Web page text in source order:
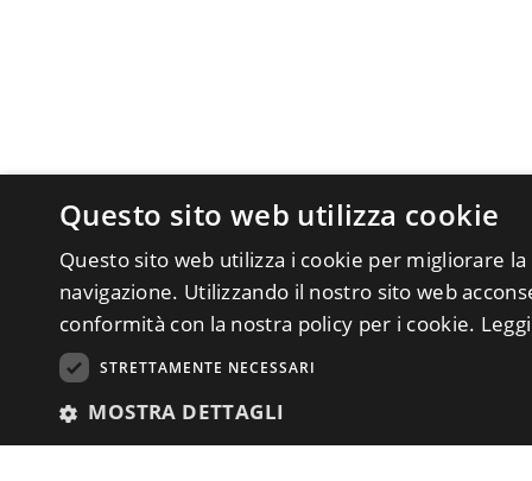
Questo sito web utilizza cookie
Questo sito web utilizza i cookie per migliorare
navigazione. Utilizzando il nostro sito web
conformità con la nostra policy per i cookie.
STRETTAMENTE NECESSARI
MOSTRA DETTAGLI